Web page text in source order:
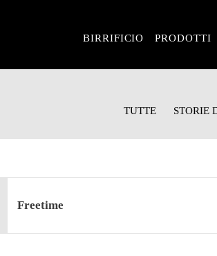
BIRRIFICIO PRODOTTI
TUTTE STORIE
Freetime